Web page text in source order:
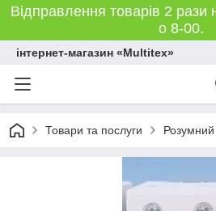
Відправлення товарів 2
о 8-00.
інтернет-магазин «Multitex»
Товари та послуги